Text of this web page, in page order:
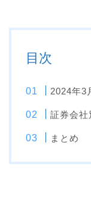
目次
2024年3
証券会社
まとめ